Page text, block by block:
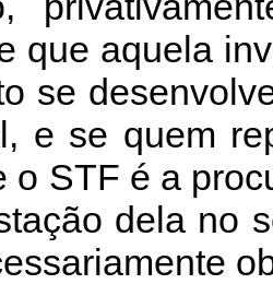
que aquela
se
e se quem
o STF é a
dela no